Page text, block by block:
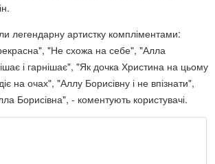
легендарну артистку компліментами:
"Не схожа на себе", "Алла
і гарнішає", "Як дочка Христина на цьому
на очах", "Аллу Борисівну і не впізнати",
Борисівна", - коментують користувачі.